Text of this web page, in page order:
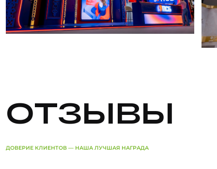
ОТЗЫВЫ
ДОВЕРИЕ КЛИЕНТОВ — НАША ЛУЧШАЯ НАГРАДА